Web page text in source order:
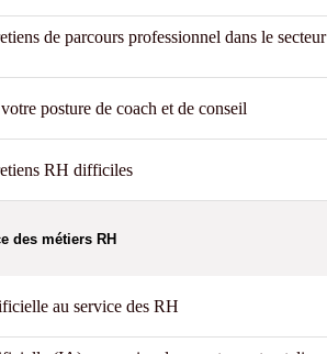
de parcours professionnel dans le secteur
posture de coach et de conseil
RH difficiles
des métiers RH
au service des RH